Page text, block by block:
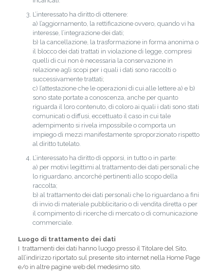
L’interessato ha diritto di ottenere:
a) l’aggiornamento, la rettificazione ovvero, quando vi ha
interesse, l’integrazione dei dati;
b) la cancellazione, la trasformazione in forma anonima o
il blocco dei dati trattati in violazione di legge, compresi
quelli di cui non è necessaria la conservazione in
relazione agli scopi per i quali i dati sono raccolti o
successivamente trattati;
c) l’attestazione che le operazioni di cui alle lettere a) e b)
sono state portate a conoscenza, anche per quanto
riguarda il loro contenuto, di coloro ai quali i dati sono stati
comunicati o diffusi, eccettuato il caso in cui tale
adempimento si rivela impossibile o comporta un
impiego di mezzi manifestamente sproporzionato rispetto
al diritto tutelato.
L’interessato ha diritto di opporsi, in tutto o in parte:
a) per motivi legittimi al trattamento dei dati personali che
lo riguardano, ancorché pertinenti allo scopo della
raccolta;
b) al trattamento dei dati personali che lo riguardano a fini
di invio di materiale pubblicitario o di vendita diretta o per
il compimento di ricerche di mercato o di comunicazione
commerciale.
Luogo di trattamento dei dati
I trattamenti dei dati hanno luogo presso il Titolare del Sito,
all’indirizzo riportato sul presente sito internet nella Home Page
e/o in altre pagine web del medesimo sito.